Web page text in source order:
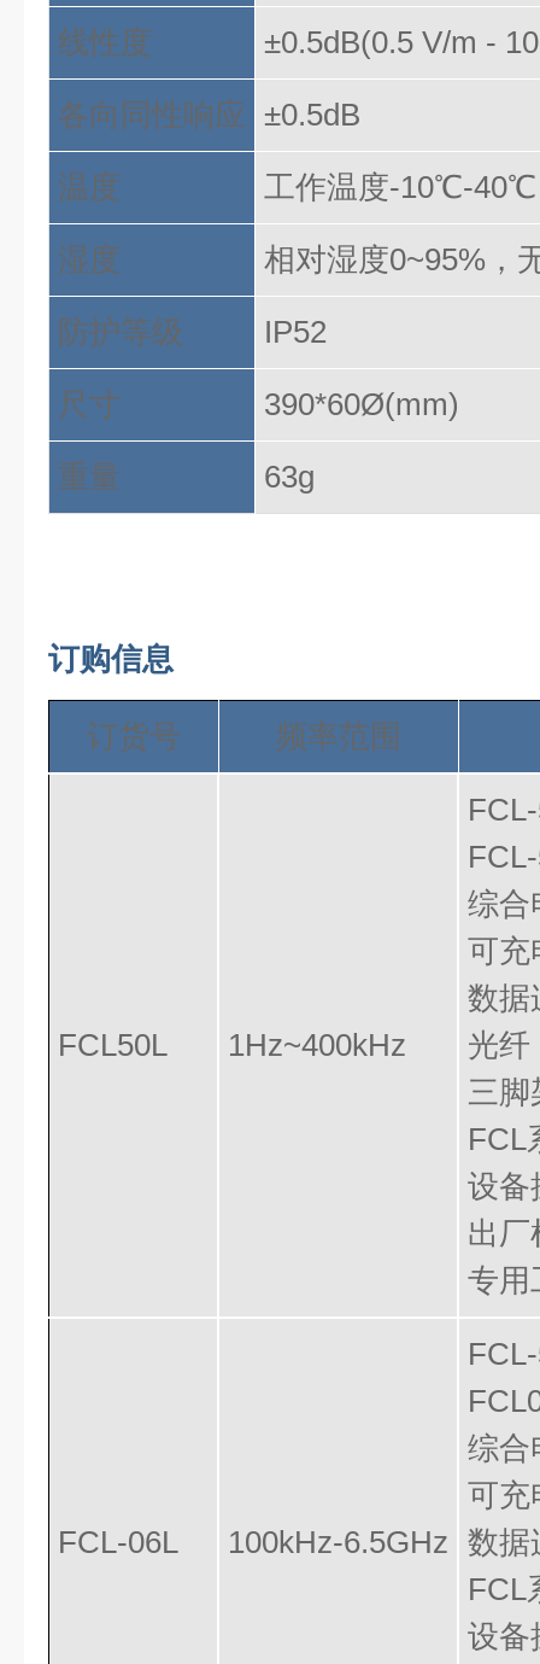
线性度
±0.5dB(0.5 V/m -
各向同性响应 ±0.5dB
温度
工作温度-10℃-40℃
湿度
相对湿度0~95%，
防护等级
IP52
尺寸
390*60Ø(mm)
重量
63g
订购信息
订货号 频率范围
FCL50L 1Hz~400kHz
综合
可充
数据
光纤
三脚
FCL
设备
出厂
专用
FCL-06L 100kHz-6.5GHz
综合
可充
数据
FCL
设备